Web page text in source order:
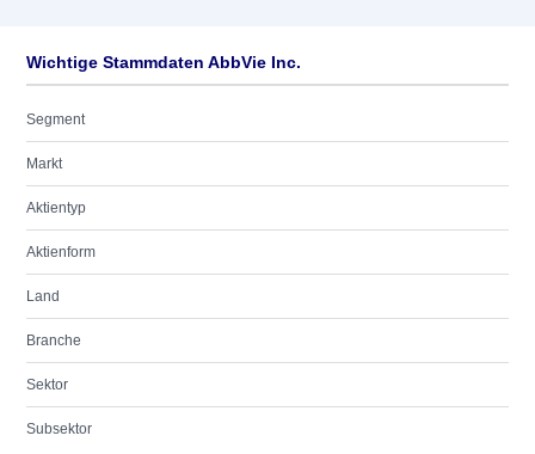
Wichtige Stammdaten AbbVie Inc.
Segment
Markt
Aktientyp
Aktienform
Land
Branche
Sektor
Subsektor